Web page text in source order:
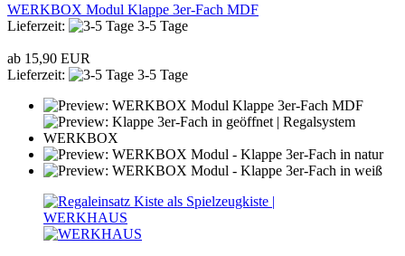
WERKBOX Modul Klappe 3er-Fach MDF
Lieferzeit:
3-5 Tage
ab 15,90 EUR
Lieferzeit:
3-5 Tage